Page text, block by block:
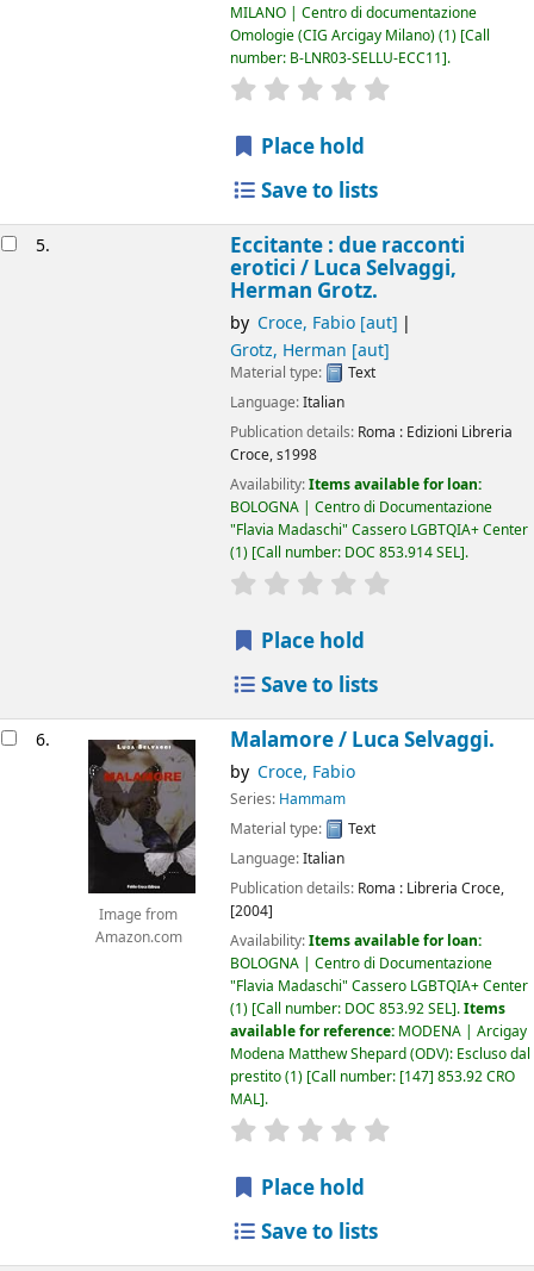
MILANO | Centro di documentazione
Omologie (CIG Arcigay Milano)(1) Call
number: B-LNR03-SELLU-ECC11 .
star rating
Place hold
Save to lists
5. Eccitante : due racconti
erotici / Luca Selvaggi,
Herman Grotz.
by Croce, Fabio[aut]
Grotz, Herman [aut]
Material type:
Text
Language:Italian
Publication details: Roma : Edizioni Libreria
Croce,s1998
Availability:Items available for loan:
BOLOGNA | Centro di Documentazione
"Flavia Madaschi" Cassero LGBTQIA+ Center
(1) Call number: DOC 853.914 SEL .
star rating
Place hold
Save to lists
6.
Image from
Amazon.com
Malamore / Luca Selvaggi.
by Croce, Fabio
Series: Hammam
Material type:
Text
Language:Italian
Publication details: Roma : Libreria Croce,
[2004]
Availability:Items available for loan:
BOLOGNA | Centro di Documentazione
"Flavia Madaschi" Cassero LGBTQIA+ Center
(1) Call number: DOC 853.92 SEL .Items
available for reference: MODENA | Arcigay
Modena Matthew Shepard (ODV): Escluso dal
prestito(1) Call number: [147] 853.92 CRO
MAL .
star rating
Place hold
Save to lists